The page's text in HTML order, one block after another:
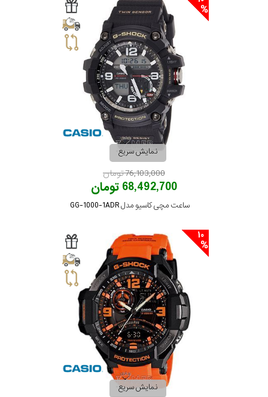
نمایش سریع
76,103,000 تومان
68,492,700 تومان
ساعت مچی کاسیو مدل GG-1000-1ADR
نمایش سریع